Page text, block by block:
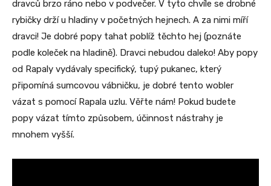
dravců brzo ráno nebo v podvečer. V tyto chvíle se drobné
rybičky drží u hladiny v početných hejnech. A za nimi míří
dravci! Je dobré popy tahat poblíž těchto hej (poznáte
podle koleček na hladině). Dravci nebudou daleko! Aby popy
od Rapaly vydávaly specifický, tupý pukanec, který
připomíná sumcovou vábničku, je dobré tento wobler
vázat s pomocí Rapala uzlu. Věřte nám! Pokud budete
popy vázat tímto způsobem, účinnost nástrahy je
mnohem vyšší.